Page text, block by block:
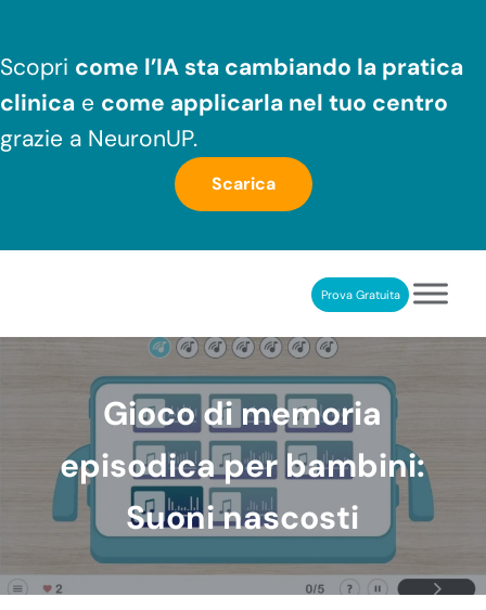
Scopri come l’IA sta cambiando la pratica
clinica e come applicarla nel tuo centro
grazie a NeuronUP.
Scarica
RIABILITAZIONE COGNITIVA PROFESSIONALEProva Gratuita
Gioco di memoria
episodica per bambini:
Suoni nascosti